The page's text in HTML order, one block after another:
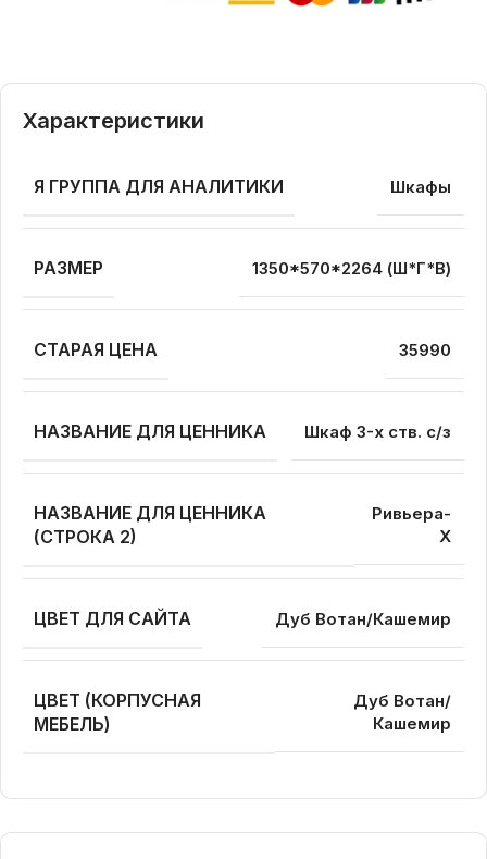
Характеристики
Я ГРУППА ДЛЯ АНАЛИТИКИ Шкафы
РАЗМЕР 1350*570*2264 (Ш*Г*В)
СТАРАЯ ЦЕНА 35990
НАЗВАНИЕ ДЛЯ ЦЕННИКА Шкаф 3-х ств. с/з
НАЗВАНИЕ ДЛЯ ЦЕННИКА
(СТРОКА 2)
Ривьера-
Х
ЦВЕТ ДЛЯ САЙТА Дуб Вотан/Кашемир
ЦВЕТ (КОРПУСНАЯ
МЕБЕЛЬ)
Дуб Вотан/
Кашемир